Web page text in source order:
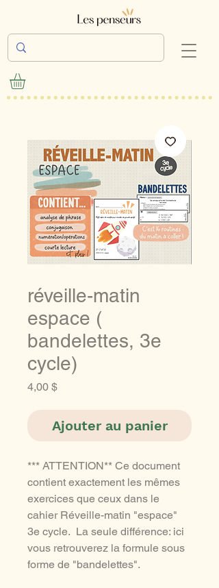
réveille-matin
espace (
bandelettes, 3e
cycle)
4,00 $Prix
Ajouter au panier
*** ATTENTION** Ce document
contient exactement les mêmes
exercices que ceux dans le
cahier Réveille-matin "espace"
3e cycle. La seule différence: ici
vous retrouverez la formule sous
forme de "bandelettes".